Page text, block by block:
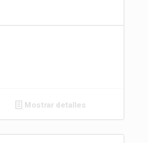
Mostrar detalles